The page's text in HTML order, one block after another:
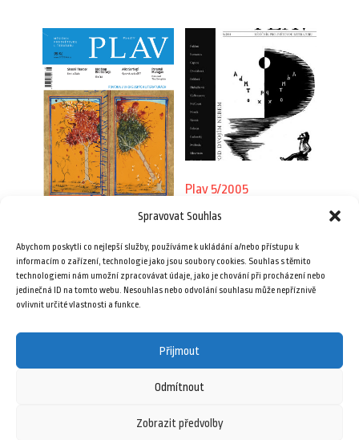
Spravovat Souhlas
Abychom poskytli co nejlepší služby, používáme k ukládání a/nebo přístupu k
informacím o zařízení, technologie jako jsou soubory cookies. Souhlas s těmito
technologiemi nám umožní zpracovávat údaje, jako je chování při procházení nebo
jedinečná ID na tomto webu. Nesouhlas nebo odvolání souhlasu může nepříznivě
ovlivnit určité vlastnosti a funkce.
Přijmout
Odmítnout
Zobrazit předvolby
99,00Kč
Přidat do košíku
Plav 5/2005
39,00Kč
Přidat do košíku